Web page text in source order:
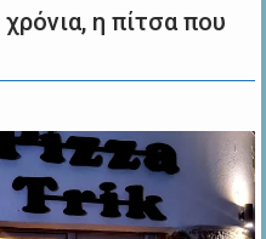
η πίτσα που